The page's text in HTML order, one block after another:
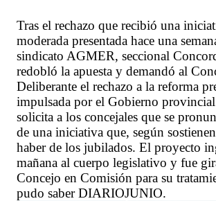
Tras el rechazo que recibió una
moderada presentada hace una
sindicato AGMER, seccional
redobló la apuesta y demandó al
Deliberante el rechazo a la reforma
impulsada por el Gobierno
solicita a los concejales que se
de una iniciativa que, según
haber de los jubilados. El proyecto
mañana al cuerpo legislativo y fue
Concejo en Comisión para su
pudo saber DIARIOJUNIO.